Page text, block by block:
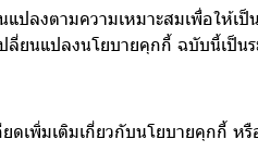
แปลงตามความเหมาะสมเพื่อใ
ลี่ยนแปลงนโยบายคุกกี้ ฉบับนี้เป็นร
ดเพิ่มเติมเกี่ยวกับนโยบายคุกกี้